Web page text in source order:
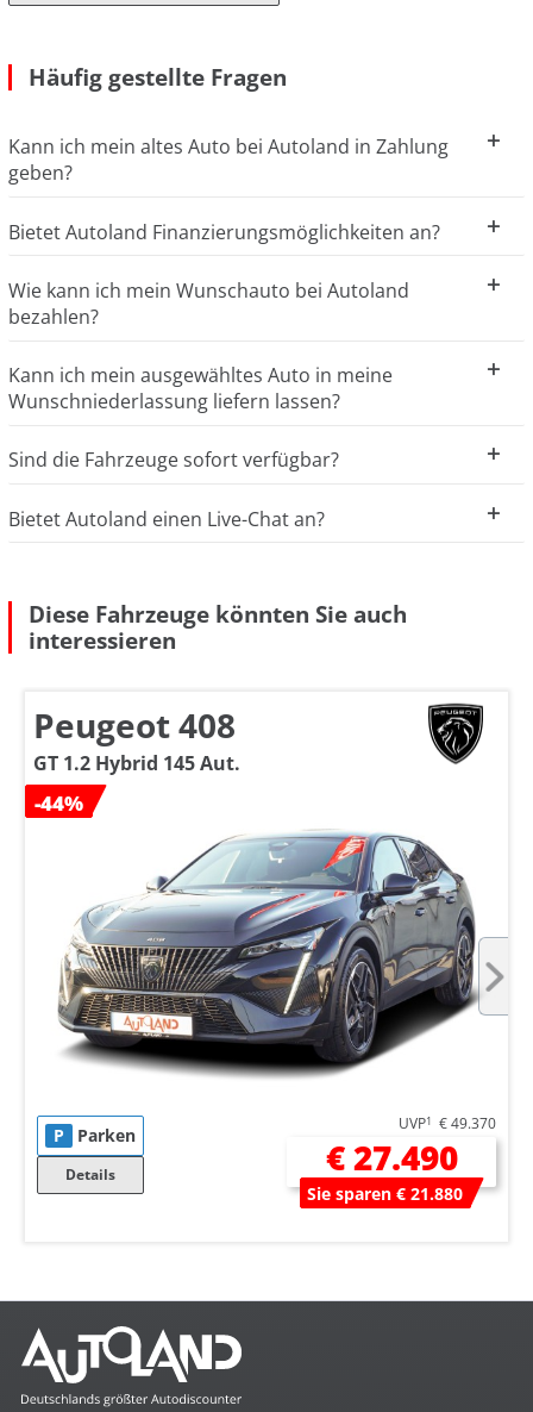
Häufig gestellte Fragen
Kann ich mein altes Auto bei Autoland in Zahlung
geben?
Bietet Autoland Finanzierungsmöglichkeiten an?
Wie kann ich mein Wunschauto bei Autoland
bezahlen?
Kann ich mein ausgewähltes Auto in meine
Wunschniederlassung liefern lassen?
Sind die Fahrzeuge sofort verfügbar?
Bietet Autoland einen Live-Chat an?
Diese Fahrzeuge könnten Sie auch
interessieren
Peugeot 408
GT 1.2 Hybrid 145 Aut.
-44%
P Parken
Details
UVP1 € 49.370
€ 27.490
Sie sparen € 21.880